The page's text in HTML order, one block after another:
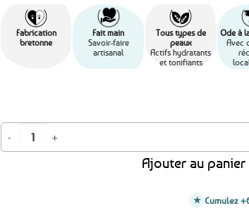
Fabrication
bretonne
Fait main
Savoir-faire
artisanal
Tous types de
peaux
Actifs hydratants
et tonifiants
Ode à
Avec
quantité de Eau micellaire au kiwi breton et aloé vera –
Ajouter au panier
Cumulez